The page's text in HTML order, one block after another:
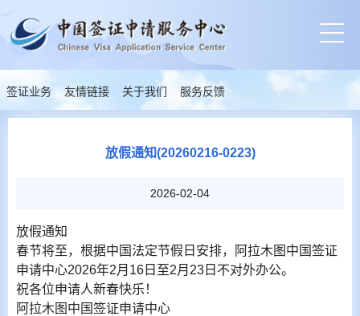
签证业务 友情链接 关于我们 服务反馈
放假通知(20260216-0223)
2026-02-04
放假通知
春节将至，根据中国法定节假日安排，阿拉木图中国签证
申请中心2026年2月16日至2月23日不对外办公。
祝各位申请人新春快乐！
阿拉木图中国签证申请中心